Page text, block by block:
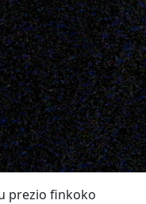
prezio finkoko